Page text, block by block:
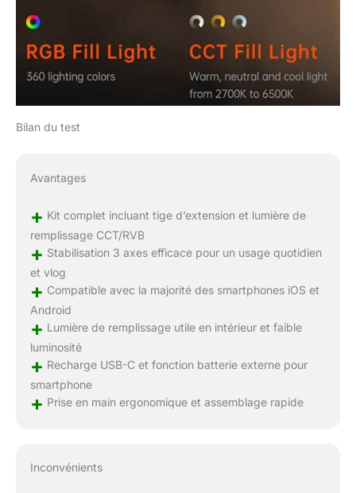
Bilan du test
Avantages
+ Kit complet incluant tige d’extension et lumière de
remplissage CCT/RVB
+ Stabilisation 3 axes efficace pour un usage quotidien
et vlog
+ Compatible avec la majorité des smartphones iOS et
Android
+ Lumière de remplissage utile en intérieur et faible
luminosité
+ Recharge USB-C et fonction batterie externe pour
smartphone
+ Prise en main ergonomique et assemblage rapide
Inconvénients